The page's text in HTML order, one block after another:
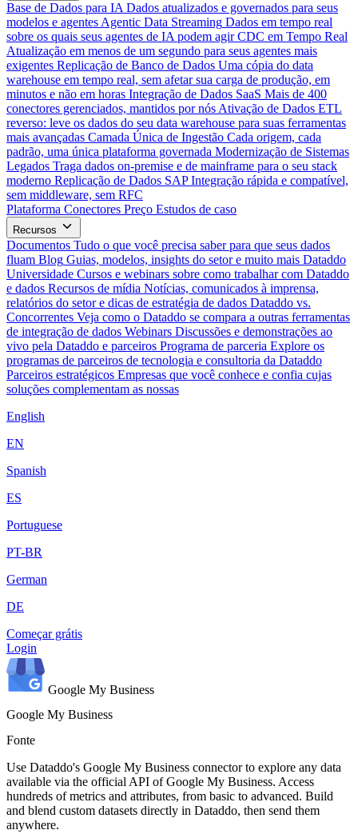
Base de Dados para IA Dados atualizados e governados para seus
modelos e agentes Agentic Data Streaming Dados em tempo real
sobre os quais seus agentes de IA podem agir CDC em Tempo Real
Atualização em menos de um segundo para seus agentes mais
exigentes Replicação de Banco de Dados Uma cópia do data
warehouse em tempo real, sem afetar sua carga de produção, em
minutos e não em horas Integração de Dados SaaS Mais de 400
conectores gerenciados, mantidos por nós Ativação de Dados ETL
reverso: leve os dados do seu data warehouse para suas ferramentas
mais avançadas Camada Única de Ingestão Cada origem, cada
padrão, uma única plataforma governada Modernização de Sistemas
Legados Traga dados on-premise e de mainframe para o seu stack
moderno Replicação de Dados SAP Integração rápida e compatível,
sem middleware, sem RFC
Plataforma Conectores Preço Estudos de caso
Recursos
Documentos Tudo o que você precisa saber para que seus dados
fluam Blog Guias, modelos, insights do setor e muito mais Dataddo
Universidade Cursos e webinars sobre como trabalhar com Dataddo
e dados Recursos de mídia Notícias, comunicados à imprensa,
relatórios do setor e dicas de estratégia de dados Dataddo vs.
Concorrentes Veja como o Dataddo se compara a outras ferramentas
de integração de dados Webinars Discussões e demonstrações ao
vivo pela Dataddo e parceiros Programa de parceria Explore os
programas de parceiros de tecnologia e consultoria da Dataddo
Parceiros estratégicos Empresas que você conhece e confia cujas
soluções complementam as nossas
English
EN
Spanish
ES
Portuguese
PT-BR
German
DE
Começar grátis
Login
Google My Business
Google My Business
Fonte
Use Dataddo's Google My Business connector to explore any data
available via the official API of Google My Business. Access
hundreds of metrics and attributes, from basic to advanced. Build
and blend custom datasets directly in Dataddo, then send them
anywhere.